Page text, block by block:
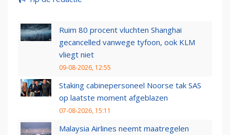
Ruim 80 procent vluchten Shanghai
gecancelled vanwege tyfoon, ook KLM
vliegt niet
09-08-2026, 12:55
Staking cabinepersoneel Noorse tak SAS
op laatste moment afgeblazen
07-08-2026, 15:11
Malaysia Airlines neemt maatregelen